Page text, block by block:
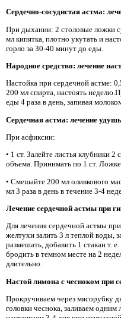
Сердечно-сосудистая астма:
При дыхании: 2 столовые ложки
мл кипятка, плотно укутать и
горло за 30-40 минут до еды.
Народное средство: лечение
Настойка при сердечной астме:
200 мл спирта, настоять
еды 4 раза в день, запивая
Сердечная астма: лечение
При асфиксии:
• 1 ст. Залейте листья клубники
объема. Принимать по 1 ст.
• Смешайте 200 мл оливкового
мл 3 раза в день в течение 3-4
Лечение сердечной астмы при
Для лечения сердечной астмы
желтухи залить 3 л теплой воды,
размешать, добавить 1 стакан т.
бродить в темном месте на 2
длительно.
Настой лимона с чесноком при
Прокручиваем через мясорубку
головки чеснока, заливаем